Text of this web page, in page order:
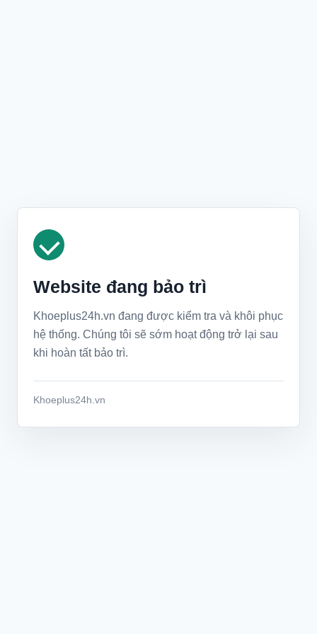
Website đang bảo trì
Khoeplus24h.vn đang được kiểm tra và khôi phục
hệ thống. Chúng tôi sẽ sớm hoạt động trở lại sau
khi hoàn tất bảo trì.
Khoeplus24h.vn